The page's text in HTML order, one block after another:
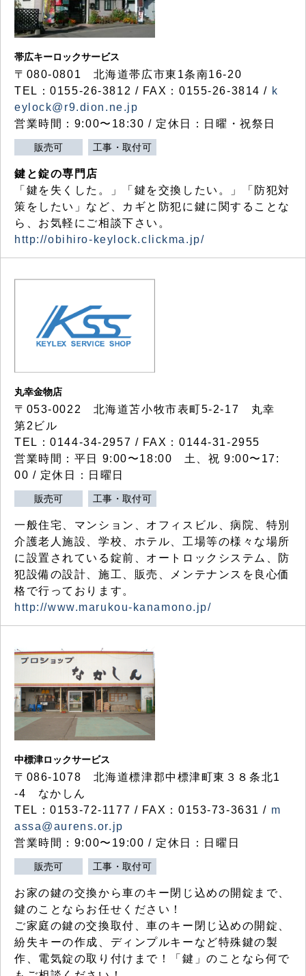
帯広キーロックサービス
〒080-0801 北海道帯広市東1条南16-20
TEL：0155-26-3812 / FAX：0155-26-3814 / k
eylock@r9.dion.ne.jp
営業時間：9:00〜18:30 / 定休日：日曜・祝祭日
販売可 工事・取付可
鍵と錠の専門店
「鍵を失くした。」「鍵を交換したい。」「防犯対
策をしたい」など、カギと防犯に鍵に関することな
ら、お気軽にご相談下さい。
http://obihiro-keylock.clickma.jp/
丸幸金物店
〒053-0022 北海道苫小牧市表町5-2-17 丸幸
第2ビル
TEL：0144-34-2957 / FAX：0144-31-2955
営業時間：平日 9:00〜18:00 土、祝 9:00〜17:
00 / 定休日：日曜日
販売可 工事・取付可
一般住宅、マンション、オフィスビル、病院、特別
介護老人施設、学校、ホテル、工場等の様々な場所
に設置されている錠前、オートロックシステム、防
犯設備の設計、施工、販売、メンテナンスを良心価
格で行っております。
http://www.marukou-kanamono.jp/
中標津ロックサービス
〒086-1078 北海道標津郡中標津町東３８条北1
-4 なかしん
TEL：0153-72-1177 / FAX：0153-73-3631 / m
assa@aurens.or.jp
営業時間：9:00〜19:00 / 定休日：日曜日
販売可 工事・取付可
お家の鍵の交換から車のキー閉じ込めの開錠まで、
鍵のことならお任せください！
ご家庭の鍵の交換取付、車のキー閉じ込めの開錠、
紛失キーの作成、ディンプルキーなど特殊鍵の製
作、電気錠の取り付けまで！「鍵」のことなら何で